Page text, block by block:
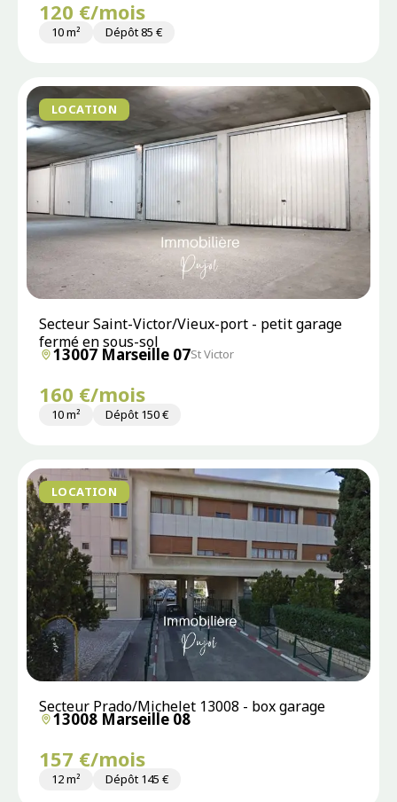
120 €/mois
10 m² Dépôt 85 €
LOCATION
Secteur Saint-Victor/Vieux-port - petit garage
fermé en sous-sol
13007 Marseille 07St Victor
160 €/mois
10 m² Dépôt 150 €
LOCATION
Secteur Prado/Michelet 13008 - box garage
13008 Marseille 08
157 €/mois
12 m² Dépôt 145 €